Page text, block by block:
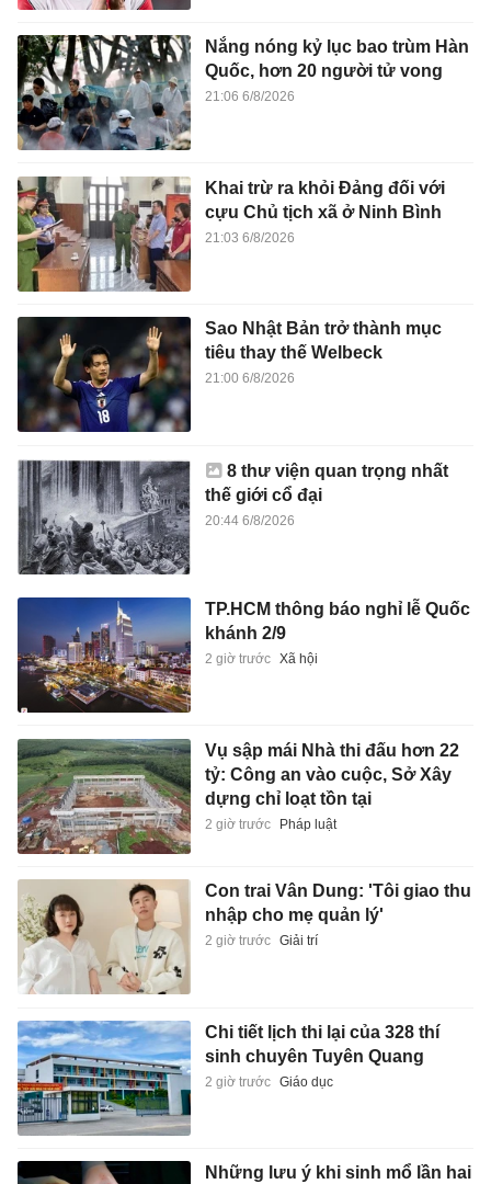
Nắng nóng kỷ lục bao trùm Hàn
Quốc, hơn 20 người tử vong
21:06 6/8/2026
Khai trừ ra khỏi Đảng đối với
cựu Chủ tịch xã ở Ninh Bình
21:03 6/8/2026
Sao Nhật Bản trở thành mục
tiêu thay thế Welbeck
21:00 6/8/2026
8 thư viện quan trọng nhất
thế giới cổ đại
20:44 6/8/2026
TP.HCM thông báo nghỉ lễ Quốc
khánh 2/9
2 giờ trước Xã hội
Vụ sập mái Nhà thi đấu hơn 22
tỷ: Công an vào cuộc, Sở Xây
dựng chỉ loạt tồn tại
2 giờ trước Pháp luật
Con trai Vân Dung: 'Tôi giao thu
nhập cho mẹ quản lý'
2 giờ trước Giải trí
Chi tiết lịch thi lại của 328 thí
sinh chuyên Tuyên Quang
2 giờ trước Giáo dục
Những lưu ý khi sinh mổ lần hai